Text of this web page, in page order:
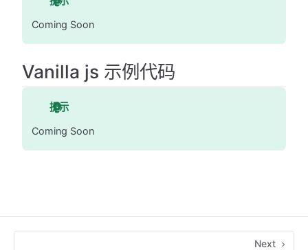
Coming Soon
Vanilla js 示例代码
提示
Coming Soon
Next